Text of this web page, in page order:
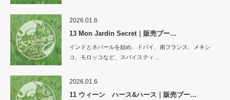
2026.01.6
13 Mon Jardin Secret｜販売ブー…
インドとネパールを始め、ドバイ、南フランス、メキシ
コ、モロッコなど、スパイスティ…
2026.01.6
11 ウィーン ハース&ハース｜販売ブー…